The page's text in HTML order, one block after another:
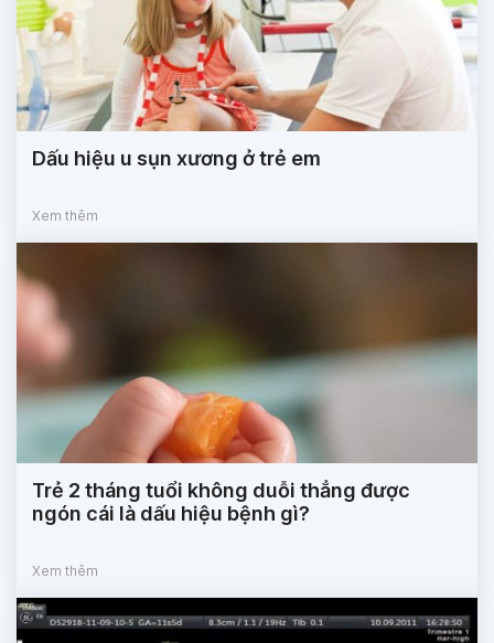
Dấu hiệu u sụn xương ở trẻ em
Xem thêm
Trẻ 2 tháng tuổi không duỗi thẳng được
ngón cái là dấu hiệu bệnh gì?
Xem thêm